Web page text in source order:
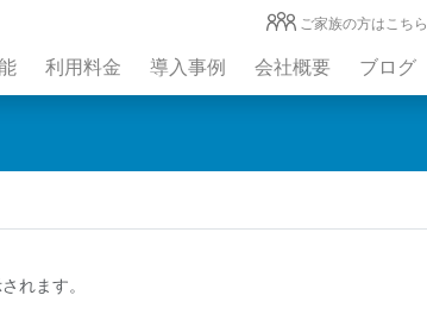
ご家族の方はこちら
利用料金 導入事例 会社概要 ブログ
れます。